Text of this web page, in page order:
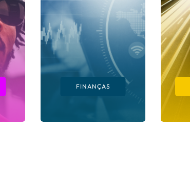
FINANÇAS